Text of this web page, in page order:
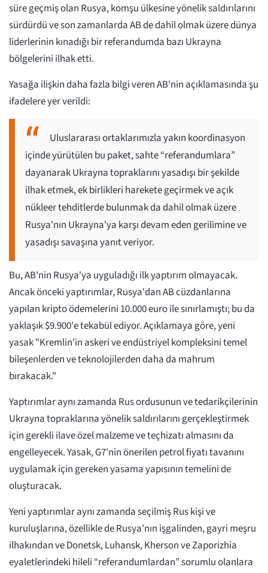
süre geçmiş olan Rusya, komşu ülkesine yönelik saldırılarını
sürdürdü ve son zamanlarda AB de dahil olmak üzere dünya
liderlerinin kınadığı bir referandumda bazı Ukrayna
bölgelerini ilhak etti.
Yasağa ilişkin daha fazla bilgi veren AB'nin açıklamasında şu
ifadelere yer verildi:
Uluslararası ortaklarımızla yakın koordinasyon
içinde yürütülen bu paket, sahte “referandumlara”
dayanarak Ukrayna topraklarını yasadışı bir şekilde
ilhak etmek, ek birlikleri harekete geçirmek ve açık
nükleer tehditlerde bulunmak da dahil olmak üzere
Rusya'nın Ukrayna'ya karşı devam eden gerilimine ve
yasadışı savaşına yanıt veriyor.
Bu, AB'nin Rusya'ya uyguladığı ilk yaptırım olmayacak.
Ancak önceki yaptırımlar, Rusya'dan AB cüzdanlarına
yapılan kripto ödemelerini 10.000 euro ile sınırlamıştı; bu da
yaklaşık $9.900'e tekabül ediyor. Açıklamaya göre, yeni
yasak "Kremlin'in askeri ve endüstriyel kompleksini temel
bileşenlerden ve teknolojilerden daha da mahrum
bırakacak."
Yaptırımlar aynı zamanda Rus ordusunun ve tedarikçilerinin
Ukrayna topraklarına yönelik saldırılarını gerçekleştirmek
için gerekli ilave özel malzeme ve teçhizatı almasını da
engelleyecek. Yasak, G7'nin önerilen petrol fiyatı tavanını
uygulamak için gereken yasama yapısının temelini de
oluşturacak.
Yeni yaptırımlar aynı zamanda seçilmiş Rus kişi ve
kuruluşlarına, özellikle de Rusya'nın işgalinden, gayri meşru
ilhakından ve Donetsk, Luhansk, Kherson ve Zaporizhia
eyaletlerindeki hileli “referandumlardan” sorumlu olanlara